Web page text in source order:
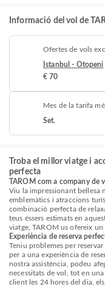
Informació del vol de
Ofertes de vols
Istanbul - Otopeni
€ 70
Mes de la tarifa
Set.
Troba el millor viatge i
perfecta
TAROM com a company de
Viu la impressionant bellesa
emblemàtics i atraccions
combinació perfecta de
teus éssers estimats en
viatge, TAROM us ofereix
Experiència de reserva
Teniu problemes per
per a una experiència de
nostra assistència, podeu
necessitats de vol, tot en
client les 24 hores del dia,